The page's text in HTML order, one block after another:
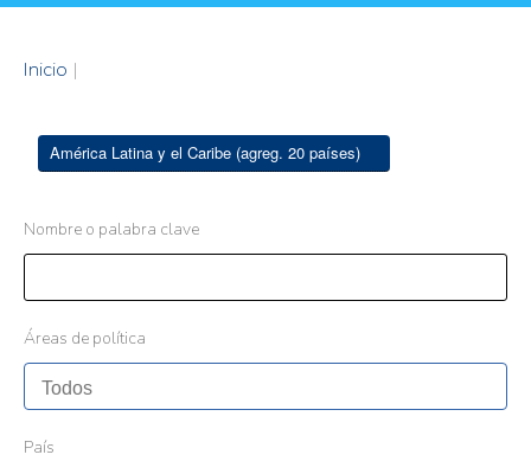
Inicio |
América Latina y el Caribe (agreg. 20 países)
Nombre o palabra clave
Áreas de política
País